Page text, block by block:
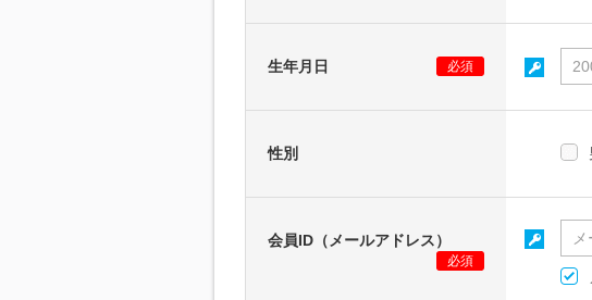
生年月日 必須
性別
会員ID（メールアドレス）
必須